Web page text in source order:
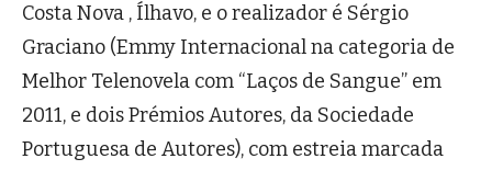
Costa Nova , Ílhavo, e o realizador é Sérgio
Graciano (Emmy Internacional na categoria de
Melhor Telenovela com “Laços de Sangue” em
2011, e dois Prémios Autores, da Sociedade
Portuguesa de Autores), com estreia marcada